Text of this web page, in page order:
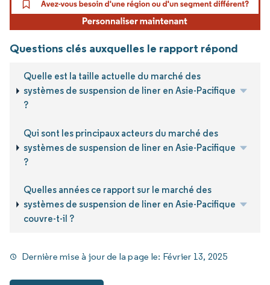
Questions clés auxquelles le rapport répond
Quelle est la taille actuelle du marché des
systèmes de suspension de liner en Asie-Pacifique
?
Qui sont les principaux acteurs du marché des
systèmes de suspension de liner en Asie-Pacifique
?
Quelles années ce rapport sur le marché des
systèmes de suspension de liner en Asie-Pacifique
couvre-t-il ?
Dernière mise à jour de la page le: Février 13, 2025